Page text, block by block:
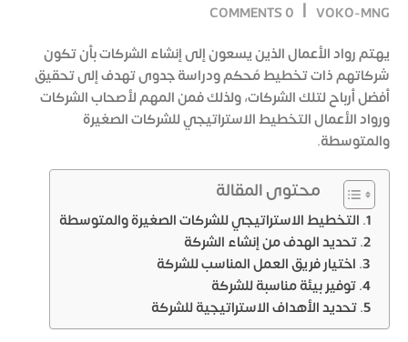
VOKO-MNG
0 COMMENTS
يهتم رواد الأعمال الذين يسعون إلى إنشاء الشركات بأن تكون
شركاتهم ذات تخطيط مُحكم ودراسة جدوى تهدف إلى تحقيق
أفضل أرباح لتلك الشركات، ولذلك فمن المهم لأصحاب الشركات
ورواد الأعمال التخطيط الاستراتيجي للشركات الصغيرة
والمتوسطة.
محتوى المقالة
التخطيط الاستراتيجي للشركات الصغيرة والمتوسطة
تحديد الهدف من إنشاء الشركة
اختيار فريق العمل المناسب للشركة
توفير بيئة مناسبة للشركة
تحديد الأهداف الاستراتيجية للشركة